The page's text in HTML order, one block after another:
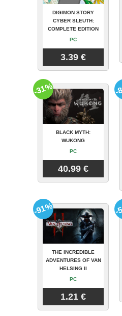
DIGIMON STORY
CYBER SLEUTH:
COMPLETE EDITION
PC
3.39 €
BLACK MYTH:
WUKONG
PC
40.99 €
-31% -
THE INCREDIBLE
ADVENTURES OF VAN
HELSING II
PC
1.21 €
-91% -